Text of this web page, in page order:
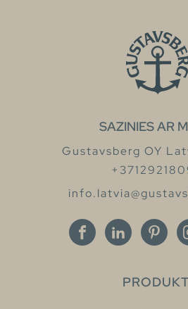
SAZINIES AR
Gustavsberg OY